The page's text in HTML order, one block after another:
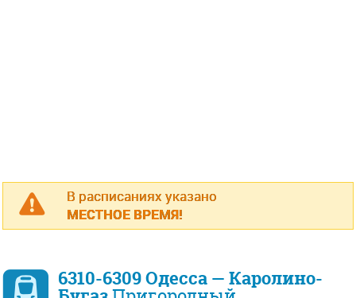
В расписаниях указано
МЕСТНОЕ ВРЕМЯ!
6310-6309 Одесса — Каролино-